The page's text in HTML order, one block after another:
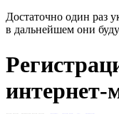
Достаточно один раз
в дальнейшем они
интернет-